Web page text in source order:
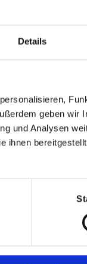
Details
geben wir
und Analysen
ihnen
Bebaubarkeit an
Zusätzlich
Minden
Der
kurzfristig neu
kann